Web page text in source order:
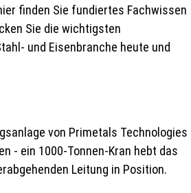
finden Sie fundiertes Fachwissen
Sie die wichtigsten
und Eisenbranche heute und